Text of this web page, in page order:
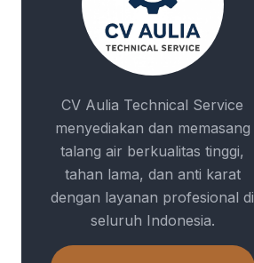
CV Aulia Technical Service
menyediakan dan memasang
talang air berkualitas tinggi,
tahan lama, dan anti karat
dengan layanan profesional di
seluruh Indonesia.